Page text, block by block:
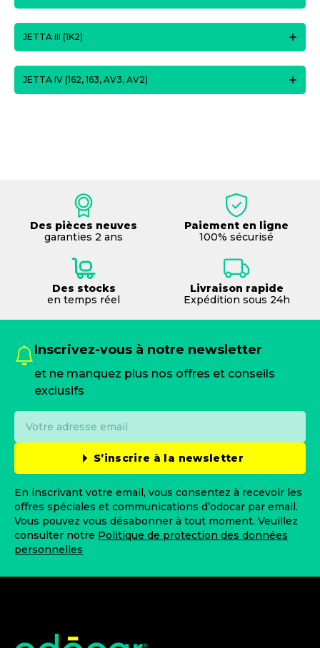
JETTA III (1K2)
JETTA IV (162, 163, AV3, AV2)
Des pièces neuves
garanties 2 ans
Paiement en ligne
100% sécurisé
Des stocks
en temps réel
Livraison rapide
Expédition sous 24h
Inscrivez-vous à notre newsletter
et ne manquez plus nos offres et conseils
exclusifs
S’inscrire à la newsletter
En inscrivant votre email, vous consentez à recevoir les
offres spéciales et communications d’odocar par email.
Vous pouvez vous désabonner à tout moment. Veuillez
consulter notre Politique de protection des données
personnelles